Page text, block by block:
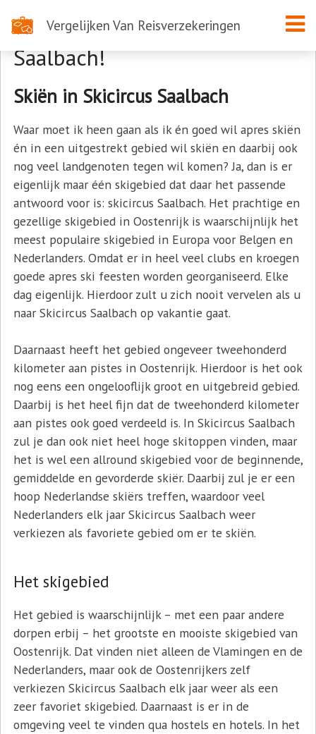
Vergelijken Van Reisverzekeringen
Heerlijk Skiën in Skicircus
Saalbach!
Skiën in Skicircus Saalbach
Waar moet ik heen gaan als ik én goed wil apres skiën
én in een uitgestrekt gebied wil skiën en daarbij ook
nog veel landgenoten tegen wil komen? Ja, dan is er
eigenlijk maar één skigebied dat daar het passende
antwoord voor is: skicircus Saalbach. Het prachtige en
gezellige skigebied in Oostenrijk is waarschijnlijk het
meest populaire skigebied in Europa voor Belgen en
Nederlanders. Omdat er in heel veel clubs en kroegen
goede apres ski feesten worden georganiseerd. Elke
dag eigenlijk. Hierdoor zult u zich nooit vervelen als u
naar Skicircus Saalbach op vakantie gaat.
Daarnaast heeft het gebied ongeveer tweehonderd
kilometer aan pistes in Oostenrijk. Hierdoor is het ook
nog eens een ongelooflijk groot en uitgebreid gebied.
Daarbij is het heel fijn dat de tweehonderd kilometer
aan pistes ook goed verdeeld is. In Skicircus Saalbach
zul je dan ook niet heel hoge skitoppen vinden, maar
het is wel een allround skigebied voor de beginnende,
gemiddelde en gevorderde skiër. Daarbij zul je er een
hoop Nederlandse skiërs treffen, waardoor veel
Nederlanders elk jaar Skicircus Saalbach weer
verkiezen als favoriete gebied om er te skiën.
Het skigebied
Het gebied is waarschijnlijk – met een paar andere
dorpen erbij – het grootste en mooiste skigebied van
Oostenrijk. Dat vinden niet alleen de Vlamingen en de
Nederlanders, maar ook de Oostenrijkers zelf
verkiezen Skicircus Saalbach elk jaar weer als een
zeer favoriet skigebied. Daarnaast is er in de
omgeving veel te vinden qua hostels en hotels. In het